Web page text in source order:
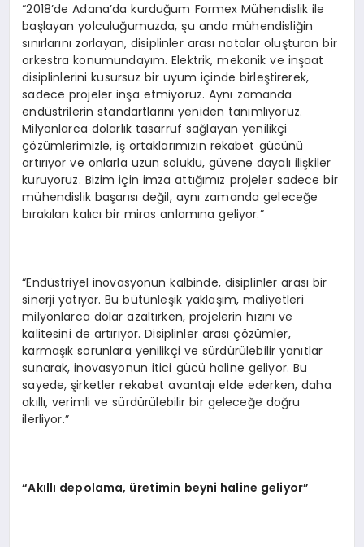
“2018’de Adana’da kurduğum Formex Mühendislik ile
başlayan yolculuğumuzda, şu anda mühendisliğin
sınırlarını zorlayan, disiplinler arası notalar oluşturan bir
orkestra konumundayım. Elektrik, mekanik ve inşaat
disiplinlerini kusursuz bir uyum içinde birleştirerek,
sadece projeler inşa etmiyoruz. Aynı zamanda
endüstrilerin standartlarını yeniden tanımlıyoruz.
Milyonlarca dolarlık tasarruf sağlayan yenilikçi
çözümlerimizle, iş ortaklarımızın rekabet gücünü
artırıyor ve onlarla uzun soluklu, güvene dayalı ilişkiler
kuruyoruz. Bizim için imza attığımız projeler sadece bir
mühendislik başarısı değil, aynı zamanda geleceğe
bırakılan kalıcı bir miras anlamına geliyor.”
“Endüstriyel inovasyonun kalbinde, disiplinler arası bir
sinerji yatıyor. Bu bütünleşik yaklaşım, maliyetleri
milyonlarca dolar azaltırken, projelerin hızını ve
kalitesini de artırıyor. Disiplinler arası çözümler,
karmaşık sorunlara yenilikçi ve sürdürülebilir yanıtlar
sunarak, inovasyonun itici gücü haline geliyor. Bu
sayede, şirketler rekabet avantajı elde ederken, daha
akıllı, verimli ve sürdürülebilir bir geleceğe doğru
ilerliyor.”
“Akıllı depolama, üretimin beyni haline geliyor”